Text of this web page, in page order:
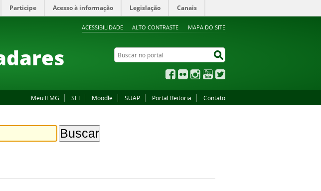
ACESSIBILIDADE ALTO CONTRASTE MAPA DO SITE
Participe Acesso à informação Legislação Canais
Buscar no portal
Facebook
Flickr InstagramYouTube
Meu IFMG SEI Moodle SUAP Portal Reitoria Contato